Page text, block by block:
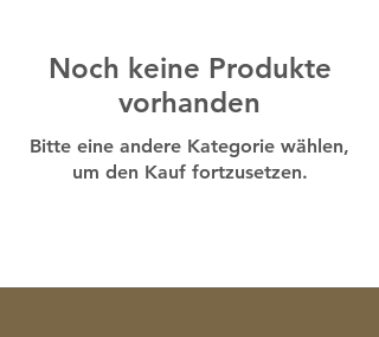
Noch keine Produkte
vorhanden
Bitte eine andere Kategorie wählen,
um den Kauf fortzusetzen.